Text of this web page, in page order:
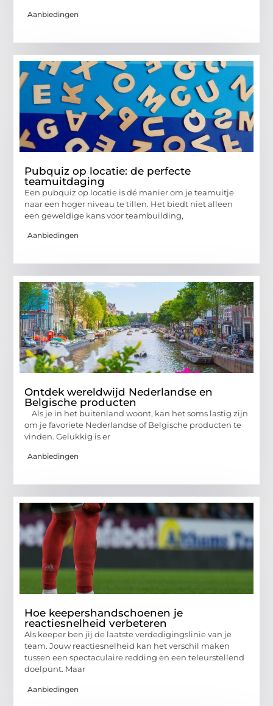
Aanbiedingen
Pubquiz op locatie: de perfecte
teamuitdaging
Een pubquiz op locatie is dé manier om je teamuitje
naar een hoger niveau te tillen. Het biedt niet alleen
een geweldige kans voor teambuilding,
Aanbiedingen
Ontdek wereldwijd Nederlandse en
Belgische producten
Als je in het buitenland woont, kan het soms lastig zijn
om je favoriete Nederlandse of Belgische producten te
vinden. Gelukkig is er
Aanbiedingen
Hoe keepershandschoenen je
reactiesnelheid verbeteren
Als keeper ben jij de laatste verdedigingslinie van je
team. Jouw reactiesnelheid kan het verschil maken
tussen een spectaculaire redding en een teleurstellend
doelpunt. Maar
Aanbiedingen